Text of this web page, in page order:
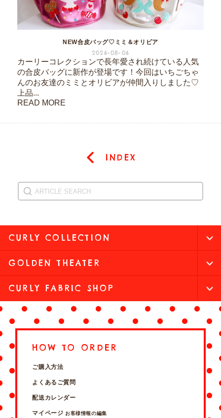
NEW合皮バッグ♡ミミ＆オリビア
2026-08-06
カーリーコレクションで長年愛され続けている人気
の合皮バッグに新作が登場です！今回はいちごちゃ
んのお友達のミミとオリビアが仲間入りしました♡
上品...
READ MORE
INDEX
CURLY COLLECTION
GOLDEN THEATER
CURLY FABRIC SHOP
HOW TO ORDER
ご購入方法
よくあるご質問
配送カレンダー
マイページ お客様情報の編集